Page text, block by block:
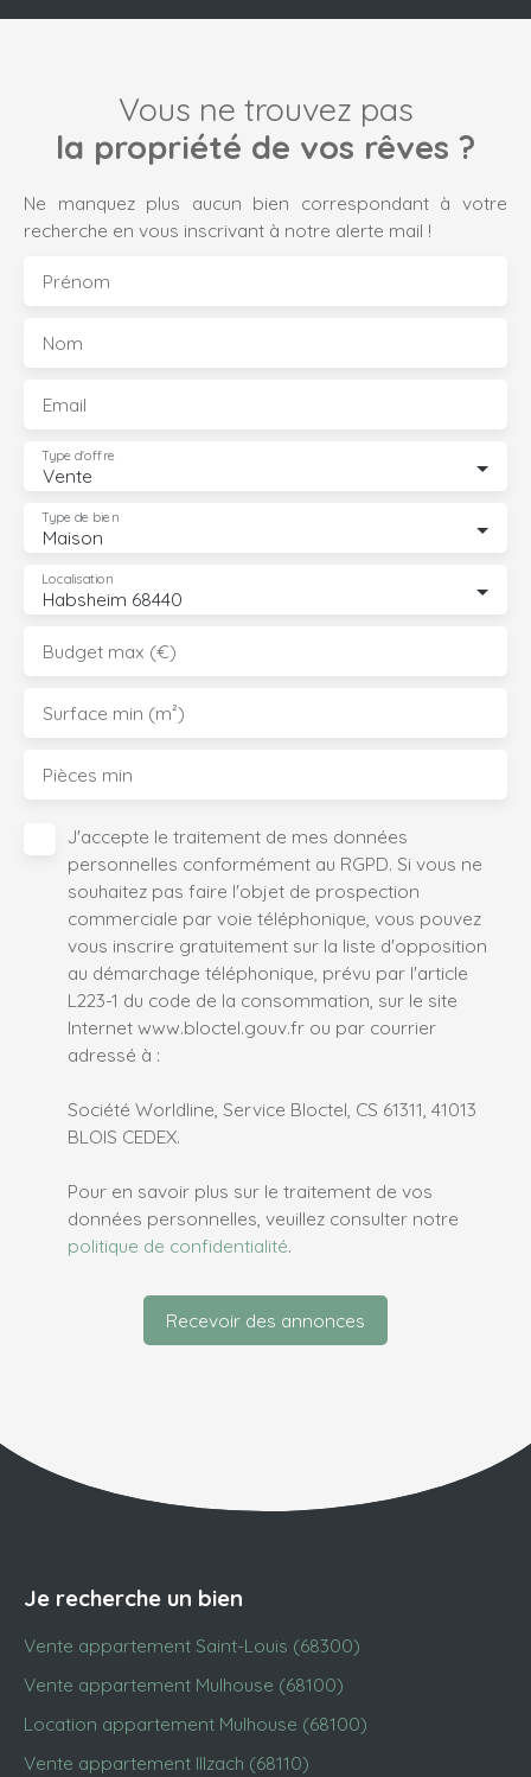
Vous ne trouvez pas
la propriété de vos rêves ?
Ne manquez plus aucun bien correspondant à votre
recherche en vous inscrivant à notre alerte mail !
Prénom
Nom
Email
Vente
Type d'offre
Maison
Type de bien
Habsheim 68440
Localisation
Budget max (€)
Surface min (m²)
Pièces min
J'accepte le traitement de mes données
personnelles conformément au RGPD. Si vous ne
souhaitez pas faire l'objet de prospection
commerciale par voie téléphonique, vous pouvez
vous inscrire gratuitement sur la liste d'opposition
au démarchage téléphonique, prévu par l'article
L223-1 du code de la consommation, sur le site
Internet www.bloctel.gouv.fr ou par courrier
adressé à :
Société Worldline, Service Bloctel, CS 61311, 41013
BLOIS CEDEX.
Pour en savoir plus sur le traitement de vos
données personnelles, veuillez consulter notre
politique de confidentialité.
Recevoir des annonces
Je recherche un bien
Vente appartement Saint-Louis (68300)
Vente appartement Mulhouse (68100)
Location appartement Mulhouse (68100)
Vente appartement Illzach (68110)